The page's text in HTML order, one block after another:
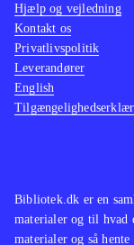
Bibliotek.dk er en
materialer og til hvad
materialer og så
Hjælp og vejledning
Kontakt os
Privatlivspolitik
Leverandører
English